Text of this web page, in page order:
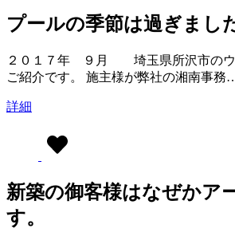
プールの季節は過ぎまし
２０１７年 ９月 埼玉県所沢市のウ
ご紹介です。 施主様が弊社の湘南事務
詳細
新築の御客様はなぜかア
す。